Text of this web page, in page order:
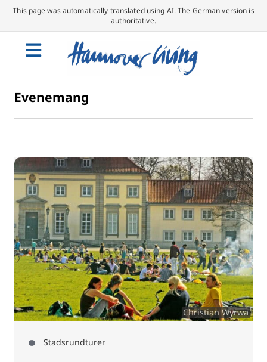
This page was automatically translated using AI. The German version is
authoritative.
Evenemang
Christian Wyrwa
Stadsrundturer